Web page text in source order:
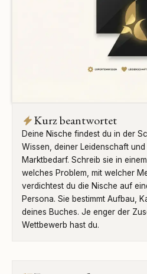
Kurz beantwortet
Deine Nische findest du in der
Wissen, deiner Leidenschaft
Marktbedarf. Schreib sie in
welches Problem, mit welcher
verdichtest du die Nische auf
Persona. Sie bestimmt Aufbau,
deines Buches. Je enger der
Wettbewerb hast du.